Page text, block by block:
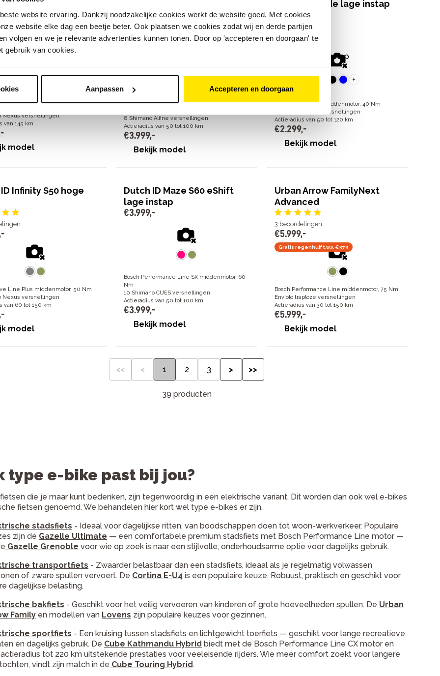
website ervaring. Dankzij noodzakelijke cookies werkt de website goed. Met cookies
website elke dag een beetje beter. Ook plaatsen we cookies zodat wij en derde partijen
volgen en we je relevante advertenties kunnen tonen. Door op 'accepteren en doorgaan' te
gebruik van cookies.
Aanpassen Accepteren en doorgaan
Grenoble C8+ HMB
-
Nexus versnellingen
van 145 km
-
model
hoge instap
4 beoordelingen
Bosch Performance Line SX middenmotor, 60
8 Shimano Alfine versnellingen
Actieradius van 50 tot 100 km
€3.999,-
Bekijk model
Cortina E-Tide lage instap
2 beoordelingen
€2.299,-
+
Bosch Active Line middenmotor, 40 Nm
7 Shimano Nexus versnellingen
Actieradius van 50 tot 120 km
€2.299,-
Bekijk model
Infinity S50 hoge
-
Line Plus middenmotor, 50 Nm
Nexus versnellingen
van 60 tot 150 km
-
model
Dutch ID Maze S60 eShift
lage instap
€3.999,-
Bosch Performance Line SX middenmotor, 60
Nm
10 Shimano CUES versnellingen
Actieradius van 50 tot 100 km
€3.999,-
Bekijk model
Urban Arrow FamilyNext
Advanced
3 beoordelingen
€5.999,-
Gratis regenhuif t.w.v. €379
Bosch Performance Line middenmotor, 75 Nm
Enviolo traploze versnellingen
Actieradius van 30 tot 150 km
€5.999,-
Bekijk model
<< < 1 2 3 > >>
39 producten
type e-bike past bij jou?
die je maar kunt bedenken, zijn tegenwoordig in een elektrische variant. Dit worden dan ook wel e-bikes
fietsen genoemd. We behandelen hier kort wel type e-bikes er zijn.
stadsfiets - Ideaal voor dagelijkse ritten, van boodschappen doen tot woon-werkverkeer. Populaire
zijn de Gazelle Ultimate — een comfortabele premium stadsfiets met Bosch Performance Line motor —
Gazelle Grenoble voor wie op zoek is naar een stijlvolle, onderhoudsarme optie voor dagelijks gebruik.
transportfiets - Zwaarder belastbaar dan een stadsfiets, ideaal als je regelmatig volwassen
of zware spullen vervoert. De Cortina E-U4 is een populaire keuze. Robuust, praktisch en geschikt voor
dagelijkse belasting.
bakfiets - Geschikt voor het veilig vervoeren van kinderen of grote hoeveelheden spullen. De Urban
Family en modellen van Lovens zijn populaire keuzes voor gezinnen.
sportfiets - Een kruising tussen stadsfiets en lichtgewicht toerfiets — geschikt voor lange recreatieve
én dagelijks gebruik. De Cube Kathmandu Hybrid biedt met de Bosch Performance Line CX motor en
tot 220 km uitstekende prestaties voor veeleisende rijders. Wie meer comfort zoekt voor langere
vindt zijn match in de Cube Touring Hybrid.